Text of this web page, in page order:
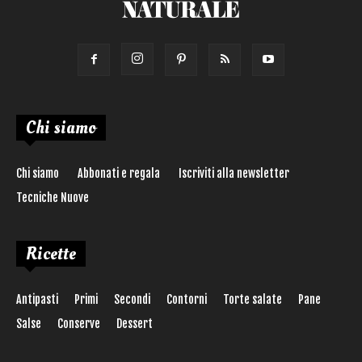
Chi siamo
Chi siamo Abbonati e regala
Iscriviti alla newsletter
Tecniche Nuove
Ricette
Antipasti Primi Secondi Contorni Torte salate
Pane
Salse
Conserve Dessert